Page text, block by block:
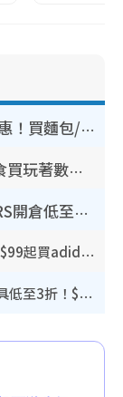
長者優惠｜OK便利店推樂悠咭優惠！買麵包/牛奶/保健品拍卡即減
【8月生日優惠2026】全港85大食買玩著數攻略 自助餐/火鍋放題同行免費＋誠品/DONKI送現金券
開倉優惠｜銅鑼灣MICHAEL KORS開倉低至17折！直擊$500起買手袋/銀包/鞋款 必買經典Jet Set系列
開倉優惠｜馬拉松開倉低至3折！直擊$99起買adidas／New Balance／Puma鞋款 STANLEY保溫杯劈價至$119起
廚具優惠｜普樂氏/意美廚/Buffalo廚具低至3折！$89起買煎鍋／炒鑊／個人鍋 同場小家電激減至$99起